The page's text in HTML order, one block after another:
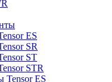
ES
SR
ST
STR
Tensor ES